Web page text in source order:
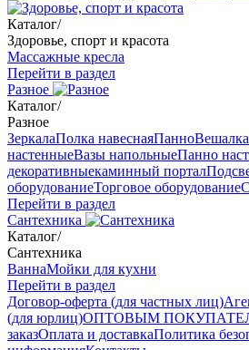
Каталог/
Здоровье, спорт и красота
Массажные кресла
Перейти в раздел
Разное
Каталог/
Разное
ЗеркалаПолка навеснаяПанно
настенныеВазы напольныеПанно
декоративныекаминный портал
оборудованиеТорговое оборудование
Перейти в раздел
Сантехника
Каталог/
Сантехника
ВаннаМойки для кухни
Перейти в раздел
Договор-оферта (для частных лиц)
(для юрлиц)ОПТОВЫМ
заказОплата и доставкаПолитика